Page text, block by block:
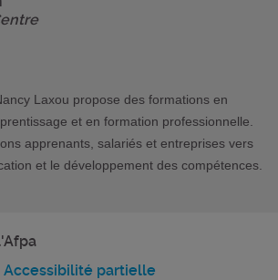
Laxou propose des formations en
et en formation professionnelle.
apprenants, salariés et entreprises vers
et le développement des compétences.
Accessibilité partielle